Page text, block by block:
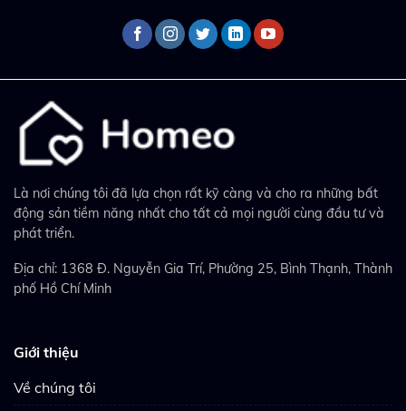
Là nơi chúng tôi đã lựa chọn rất kỹ càng và cho ra những bất
động sản tiềm năng nhất cho tất cả mọi người cùng đầu tư và
phát triển.
Địa chỉ: 1368 Đ. Nguyễn Gia Trí, Phường 25, Bình Thạnh, Thành
phố Hồ Chí Minh
Giới thiệu
Về chúng tôi